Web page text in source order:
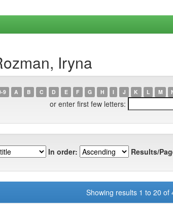
Iryna
9 A B C D E F G H I J K L M
or enter first few letters:
In order: Results/
Showing results 1 to 20 of